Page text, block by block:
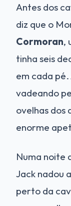
Antes dos
diz que o
Cormoran,
tinha seis
em cada
vadeando
ovelhas dos
enorme
Numa noite
Jack nadou
perto da